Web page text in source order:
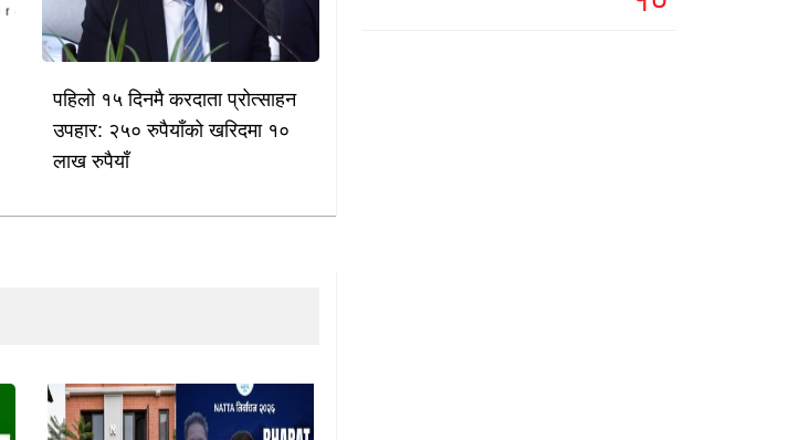
पहिलो १५ दिनमै करदाता प्रोत्साहन
उपहार: २५० रुपैयाँको खरिदमा १०
लाख रुपैयाँ